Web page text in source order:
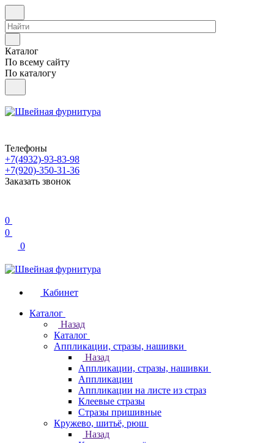
Каталог
По всему сайту
По каталогу
Телефоны
+7(4932)-93-83-98
+7(920)-350-31-36
Заказать звонок
0
0
0
Кабинет
Каталог
Назад
Каталог
Аппликации, стразы, нашивки
Назад
Аппликации, стразы, нашивки
Аппликации
Аппликации на листе из страз
Клеевые стразы
Стразы пришивные
Кружево, шитьё, рюш
Назад